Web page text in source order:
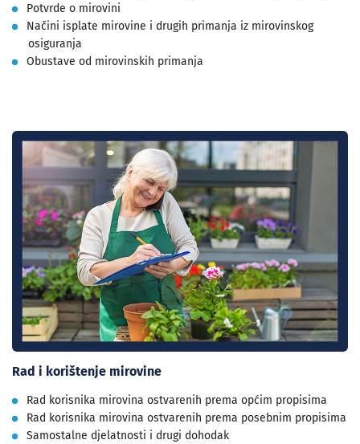
Potvrde o mirovini
Načini isplate mirovine i drugih primanja iz mirovinskog
osiguranja
Obustave od mirovinskih primanja
Rad i korištenje mirovine
Rad korisnika mirovina ostvarenih prema općim propisima
Rad korisnika mirovina ostvarenih prema posebnim propisima
Samostalne djelatnosti i drugi dohodak